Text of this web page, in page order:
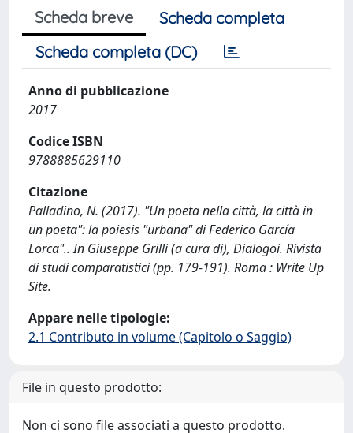
Scheda breve
Scheda completa
Scheda completa (DC)
Anno di pubblicazione
2017
Codice ISBN
9788885629110
Citazione
Palladino, N. (2017). "Un poeta nella città, la città in
un poeta": la poiesis "urbana" di Federico García
Lorca".. In Giuseppe Grilli (a cura di), Dialogoi. Rivista
di studi comparatistici (pp. 179-191). Roma : Write Up
Site.
Appare nelle tipologie:
2.1 Contributo in volume (Capitolo o Saggio)
File in questo prodotto:
Non ci sono file associati a questo prodotto.